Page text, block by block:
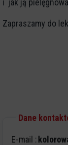
i jak ją
Zapraszamy do
Dane
E-mail :